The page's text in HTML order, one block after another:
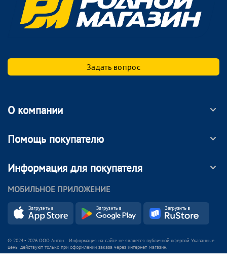
Задать вопрос
О компании
Помощь покупателю
Информация для покупателя
МОБИЛЬНОЕ ПРИЛОЖЕНИЕ
© 2024 - 2026 ООО Антон. Информация на сайте не является публичной офертой. Указанные
цены действуют только при оформлении заказа через интернет-магазин.